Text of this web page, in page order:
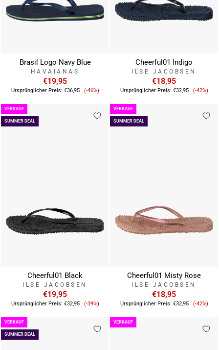
Brasil Logo Navy Blue
HAVAIANAS
€19,95
Ursprünglicher Preis: €36,95 Verkaufspreis
(-46%)
Cheerful01 Indigo
ILSE JACOBSEN
€18,95
Ursprünglicher Preis: €32,95 (-42%)
SUMMER DEAL
VERKAUF
Cheerful01 Black
ILSE JACOBSEN
€19,95
Ursprünglicher Preis: €32,95 Verkaufspreis
(-39%)
SUMMER DEAL
VERKAUF
Cheerful01 Misty Rose
ILSE JACOBSEN
€18,95
Ursprünglicher Preis: €32,95 (-42%)
SUMMER DEAL
VERKAUF VERKAUF